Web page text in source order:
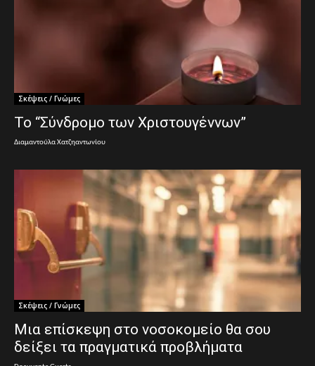
Σκέψεις / Γνώμες
Το “Σύνδρομο των Χριστουγέννων”
Διαμαντούλα Χατζηαντωνίου
Σκέψεις / Γνώμες
Μια επίσκεψη στο νοσοκομείο θα σου
δείξει τα πραγματικά προβλήματα